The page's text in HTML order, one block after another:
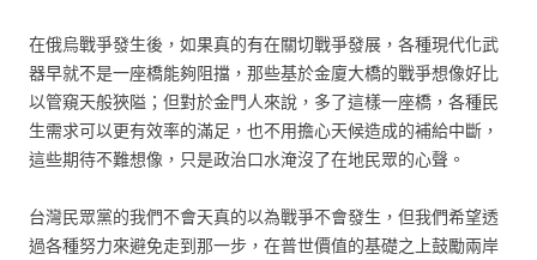
在俄烏戰爭發生後，如果真的有在關切戰爭發展，各種現代化武
器早就不是一座橋能夠阻擋，那些基於金廈大橋的戰爭想像好比
以管窺天般狹隘；但對於金門人來說，多了這樣一座橋，各種民
生需求可以更有效率的滿足，也不用擔心天候造成的補給中斷，
這些期待不難想像，只是政治口水淹沒了在地民眾的心聲。
台灣民眾黨的我們不會天真的以為戰爭不會發生，但我們希望透
過各種努力來避免走到那一步，在普世價值的基礎之上鼓勵兩岸